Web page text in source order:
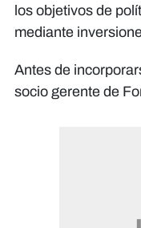
los objetivos de
mediante
Antes de
socio gerente de